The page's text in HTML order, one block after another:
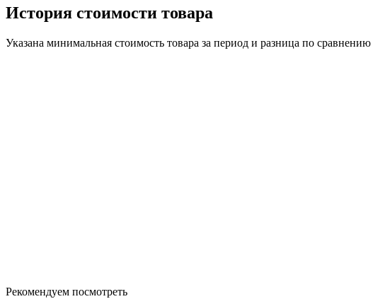
История стоимости товара
Указана минимальная стоимость товара за период и разница по
Рекомендуем посмотреть